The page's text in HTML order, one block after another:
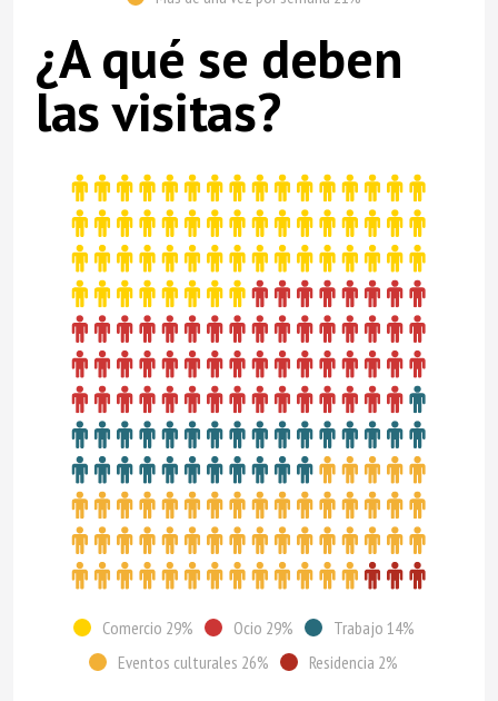
¿A qué se deben
las visitas?
Comercio 29% Ocio 29%
Trabajo 14%
Eventos culturales 26%
Residencia 2%